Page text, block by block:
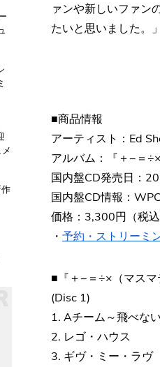
ァンや新しいファン
たいと思いました。
■商品情報
アーティスト：Ed
アルバム：『＋−＝
国内盤CD発売日：
国内盤CD情報：
価格：3,300円（税込
・ 予約・ストリーミ
■『＋−＝÷×（マスマ
(Disc 1)
1. Aチーム～飛べな
2. レゴ・ハウス
3. ギヴ・ミー・ラヴ